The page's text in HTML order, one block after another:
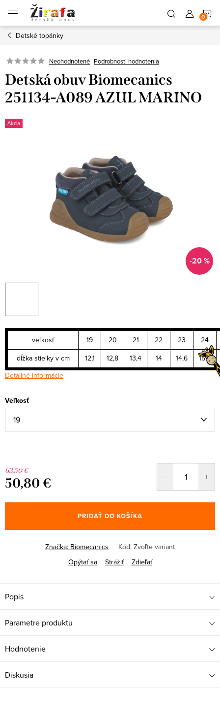
obsah
Detské topánky
Neohodnotené Podrobnosti hodnotenia
Detská obuv Biomecanics
251134-A089 AZUL MARINO
Akcia
-20 %
veľkosť 19 20 21 22 23
24
dĺžka stielky v cm
12,1 12,8 13,4 14 14,6
15,2
Detailné informácie
Veľkosť
63,50 €
50,80 €
cena:
PRIDAŤ DO KOŠÍKA
Značka: Biomecanics Kód: Zvoľte variant
Opýtať sa
Strážiť Zdieľať
Popis
Parametre produktu
Hodnotenie
Diskusia